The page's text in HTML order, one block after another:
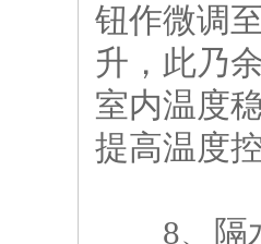
钮作微调
升，此乃
室内温度
提高温度
8、隔水